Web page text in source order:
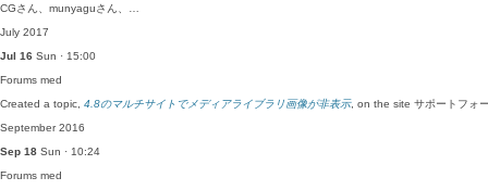
CGさん、munyaguさん、…
July 2017
Jul 16 Sun · 15:00
Forums med
Created a topic, 4.8のマルチサイトでメディアライブラリ画像が非表示, on the site サポートフォ
September 2016
Sep 18 Sun · 10:24
Forums med